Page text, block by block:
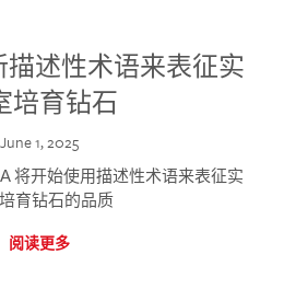
描述性术语来表征实
培育钻石
June 1, 2025
将开始使用描述性术语来表征实
育钻石的品质
阅读更多